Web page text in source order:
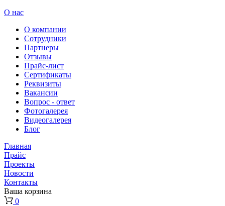
О нас
О компании
Сотрудники
Партнеры
Отзывы
Прайс-лист
Сертификаты
Реквизиты
Вакансии
Вопрос - ответ
Фотогалерея
Видеогалерея
Блог
Главная
Прайс
Проекты
Новости
Контакты
Ваша корзина
0